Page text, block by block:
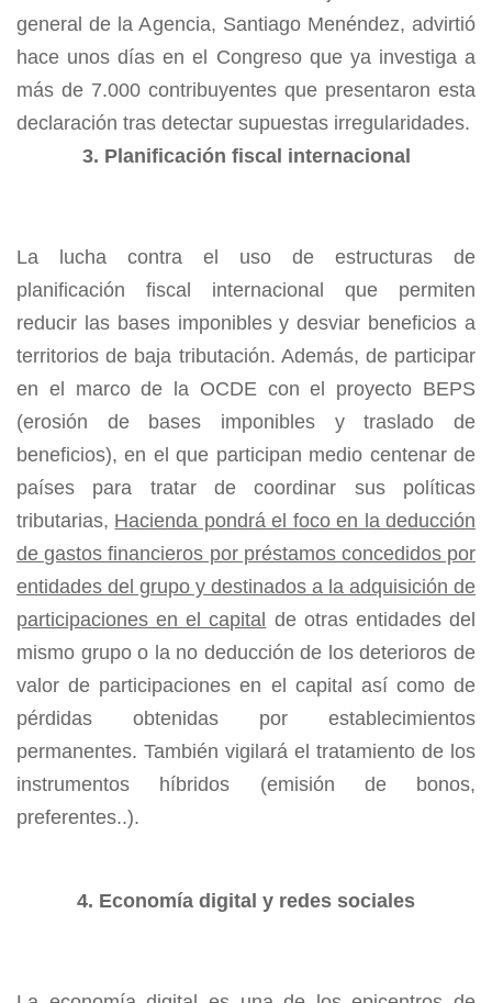
general de la Agencia, Santiago Menéndez, advirtió
hace unos días en el Congreso que ya investiga a
más de 7.000 contribuyentes que presentaron esta
declaración tras detectar supuestas irregularidades.
3. Planificación fiscal internacional
La lucha contra el uso de estructuras de
planificación fiscal internacional que permiten
reducir las bases imponibles y desviar beneficios a
territorios de baja tributación. Además, de participar
en el marco de la OCDE con el proyecto BEPS
(erosión de bases imponibles y traslado de
beneficios), en el que participan medio centenar de
países para tratar de coordinar sus políticas
tributarias, Hacienda pondrá el foco en la deducción
de gastos financieros por préstamos concedidos por
entidades del grupo y destinados a la adquisición de
participaciones en el capital de otras entidades del
mismo grupo o la no deducción de los deterioros de
valor de participaciones en el capital así como de
pérdidas obtenidas por establecimientos
permanentes. También vigilará el tratamiento de los
instrumentos híbridos (emisión de bonos,
preferentes..).
4. Economía digital y redes sociales